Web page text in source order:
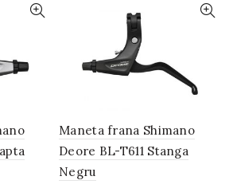
Maneta frana Shimano
Deore BL-T611 Stanga
Negru